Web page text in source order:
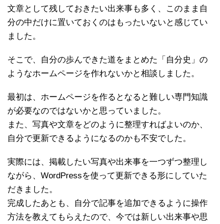
文章として残しておきたい出来事も多く、このまま自
分の中だけに置いておくのはもったいないと感じてい
ました。
そこで、自分の歩んできた道をまとめた「自分史」の
ようなホームページを作れないかと相談しました。
最初は、ホームページを作るとなると難しい専門知識
が必要なのではないかと思っていました。
また、写真や文章をどのように整理すればよいのか、
自分で更新できるようになるのかも不安でした。
実際には、掲載したい写真や出来事を一つずつ整理し
ながら、WordPressを使って更新できる形にしていた
だきました。
完成したあとも、自分で記事を追加できるように操作
方法を教えてもらえたので、今では新しい出来事や思